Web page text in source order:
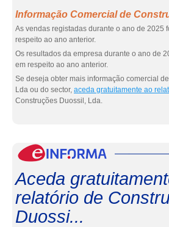
Informação Comercial de
As vendas registadas durante o ano de 2025
respeito ao ano anterior.
Os resultados da empresa durante o ano de
em respeito ao ano anterior.
Se deseja obter mais informação comercial
Lda ou do sector, aceda gratuitamente ao
Construções Duossil, Lda.
Aceda
relatório de
Duossi...